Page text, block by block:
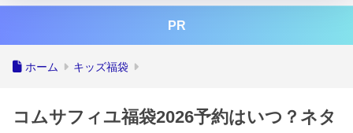
PR
ホーム キッズ福袋
コムサフィユ福袋2026予約はいつ？ネタ